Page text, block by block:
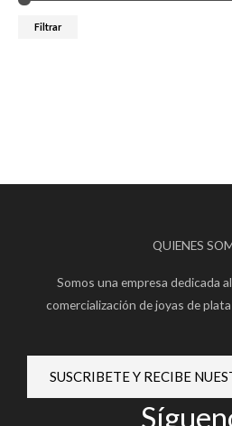
Filtrar
QUIENES
Somos una empresa dedicada
comercialización de joyas de
SUSCRIBETE Y RECIBE